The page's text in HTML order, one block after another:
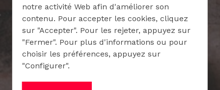
notre activité Web afin d'améliorer son
contenu. Pour accepter les cookies, cliquez
sur "Accepter". Pour les rejeter, appuyez sur
"Fermer". Pour plus d'informations ou pour
choisir les préférences, appuyez sur
"Configurer".